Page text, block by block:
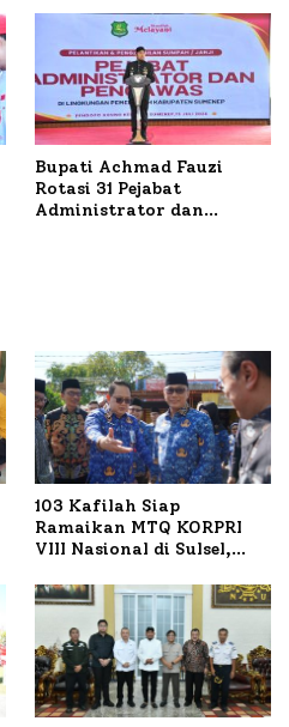
Dua Kecamatan
Bupati Achmad Fauzi
Rotasi 31 Pejabat
Administrator dan
103 Kafilah Siap
Ramaikan MTQ KORPRI
VIII Nasional di Sulsel,